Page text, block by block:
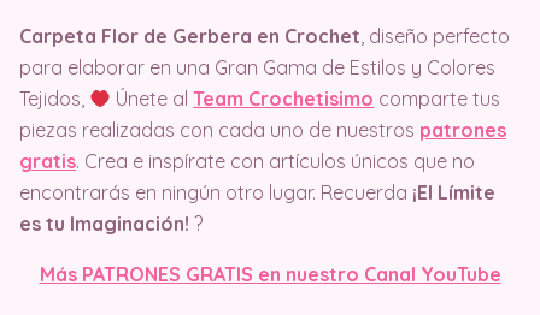
Carpeta Flor de Gerbera en Crochet, diseño perfecto
para elaborar en una Gran Gama de Estilos y Colores
Tejidos,
Únete alTeam Crochetisimo comparte tus
piezas realizadas con cada uno de nuestros patrones
gratis. Crea e inspírate con artículos únicos que no
encontrarás en ningún otro lugar. Recuerda ¡El Límite
es tu Imaginación! ?
Más PATRONES GRATIS en nuestro Canal YouTube